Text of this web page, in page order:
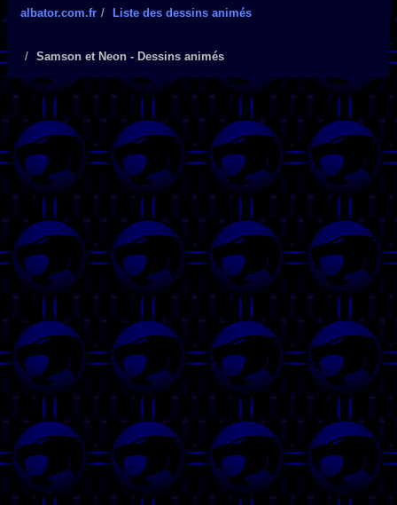
albator.com.fr Liste des dessins animés
Samson et Neon - Dessins animés